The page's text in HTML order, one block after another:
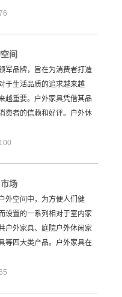
间
军品牌，旨在为消费者打造
于生活品质的追求越来越
越重要。户外家具凭借其品
费者的信赖和好评。户外休
场
外空间中，为方便人们健
设置的一系列相对于室内家
户外家具、庭院户外休闲家
等四大类产品。户外家具在